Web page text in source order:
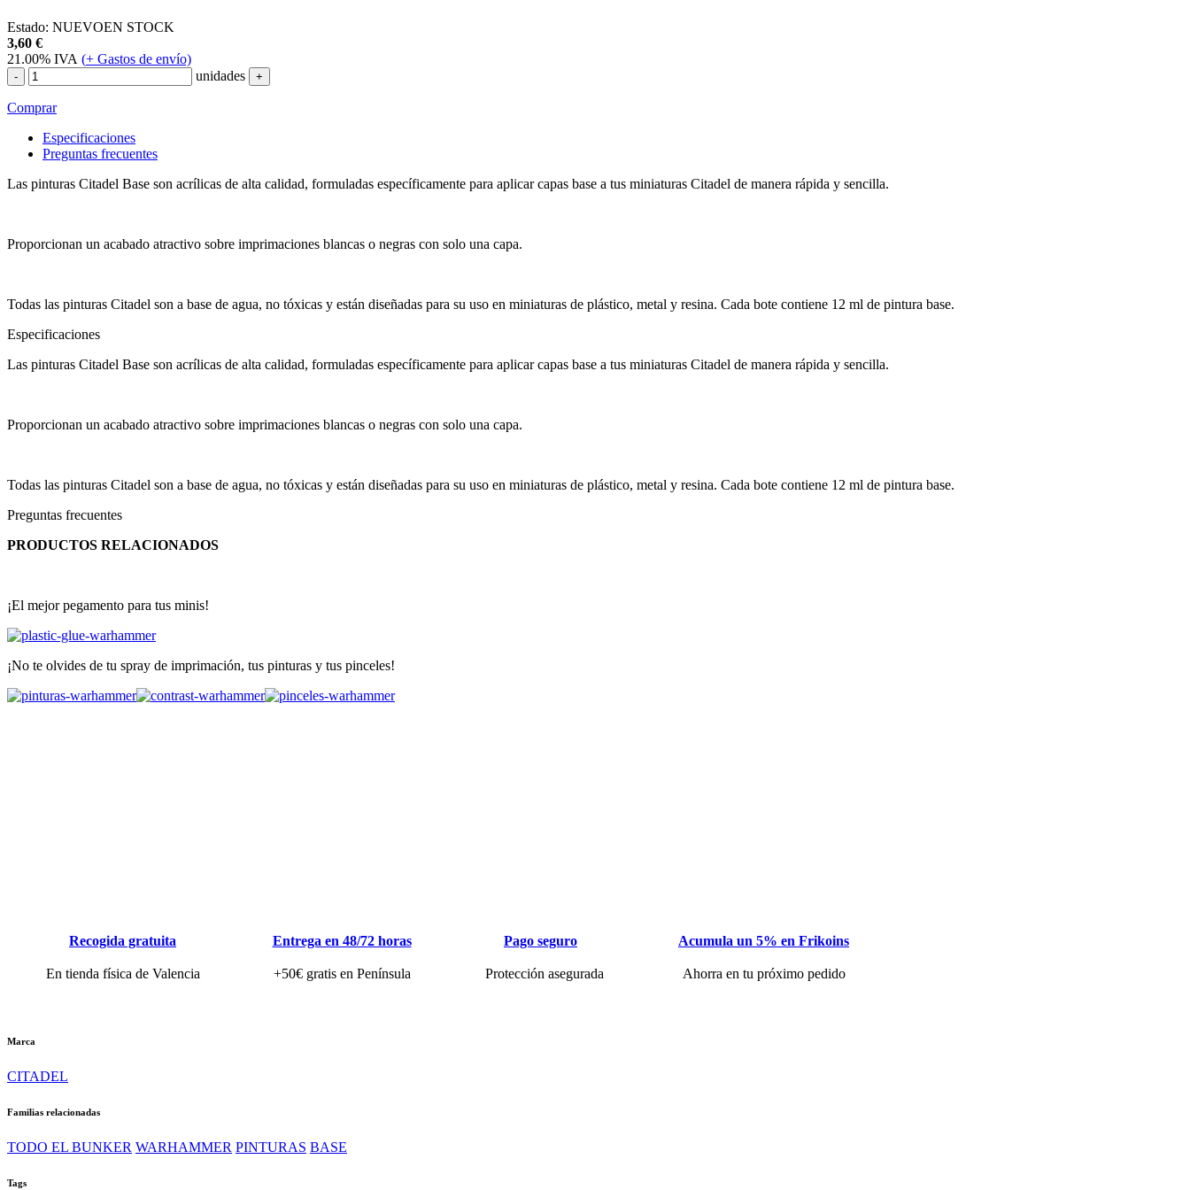
Estado: NUEVOEN STOCK
3,60 €
21.00% IVA (+ Gastos de envío)
- unidades +
Comprar
Especificaciones
Preguntas frecuentes
Las pinturas Citadel Base son acrílicas de alta calidad, formuladas específicamente para aplicar capas base a tus miniaturas Citadel de manera rápida y sencilla.
Proporcionan un acabado atractivo sobre imprimaciones blancas o negras con solo una capa.
Todas las pinturas Citadel son a base de agua, no tóxicas y están diseñadas para su uso en miniaturas de plástico, metal y resina. Cada bote contiene 12 ml de pintura base.
Especificaciones
Las pinturas Citadel Base son acrílicas de alta calidad, formuladas específicamente para aplicar capas base a tus miniaturas Citadel de manera rápida y sencilla.
Proporcionan un acabado atractivo sobre imprimaciones blancas o negras con solo una capa.
Todas las pinturas Citadel son a base de agua, no tóxicas y están diseñadas para su uso en miniaturas de plástico, metal y resina. Cada bote contiene 12 ml de pintura base.
Preguntas frecuentes
PRODUCTOS RELACIONADOS
¡El mejor pegamento para tus minis!
¡No te olvides de tu spray de imprimación, tus pinturas y tus pinceles!
Recogida gratuita Entrega en 48/72 horas Pago seguro Acumula un 5% en Frikoins
En tienda física de Valencia +50€ gratis en Península Protección asegurada Ahorra en tu próximo pedido
Marca
CITADEL
Familias relacionadas
TODO EL BUNKER WARHAMMER PINTURAS BASE
Tags